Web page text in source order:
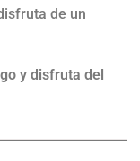
de un
y disfruta del